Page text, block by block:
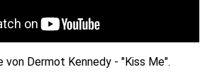
von Dermot Kennedy - "Kiss Me".